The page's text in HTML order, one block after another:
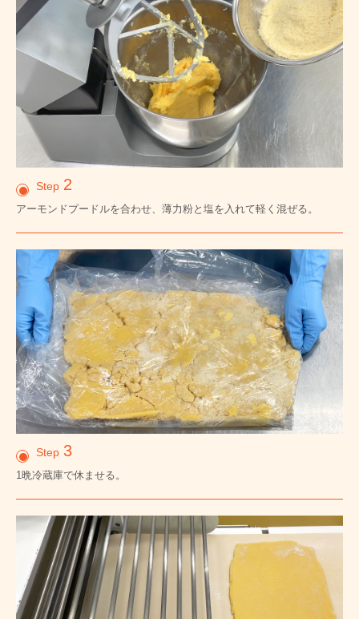
Step 2
アーモンドプードルを合わせ、薄力粉と塩を入れて軽く混ぜる。
Step 3
1晩冷蔵庫で休ませる。